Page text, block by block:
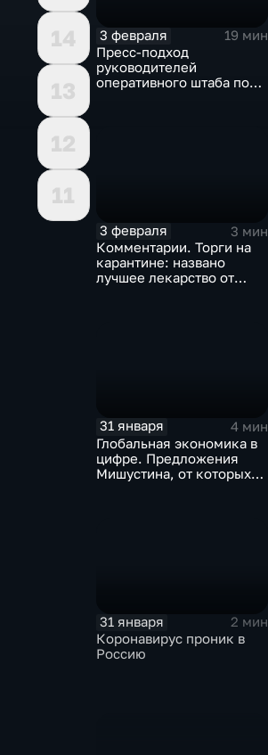
14
13
12
11
3 февраля
19 мин
Пресс-подход
руководителей
оперативного штаба по
3 февраля
3 мин
Комментарии. Торги на
карантине: названо
лучшее лекарство от
31 января
4 мин
Глобальная экономика в
цифре. Предложения
Мишустина, от которых
31 января
2 мин
Коронавирус проник в
Россию